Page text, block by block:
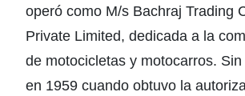
operó como M/s Bachraj Trading
Private Limited, dedicada a la
de motocicletas y motocarros.
en 1959 cuando obtuvo la